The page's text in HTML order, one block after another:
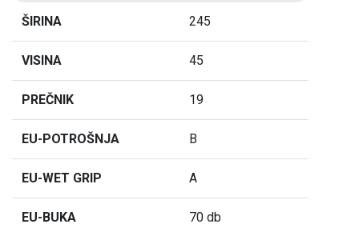
ŠIRINA 245
VISINA 45
PREČNIK 19
EU-POTROŠNJA B
EU-WET GRIP A
EU-BUKA 70 db